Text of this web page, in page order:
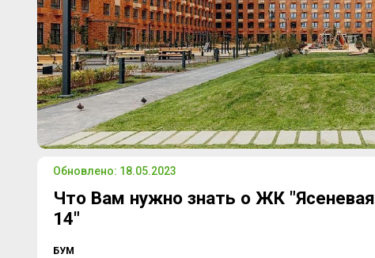
Обновлено: 18.05.2023
Что Вам нужно знать о ЖК "Ясеневая
14"
БУМ